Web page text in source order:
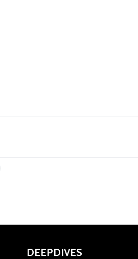
DEEPDIVES